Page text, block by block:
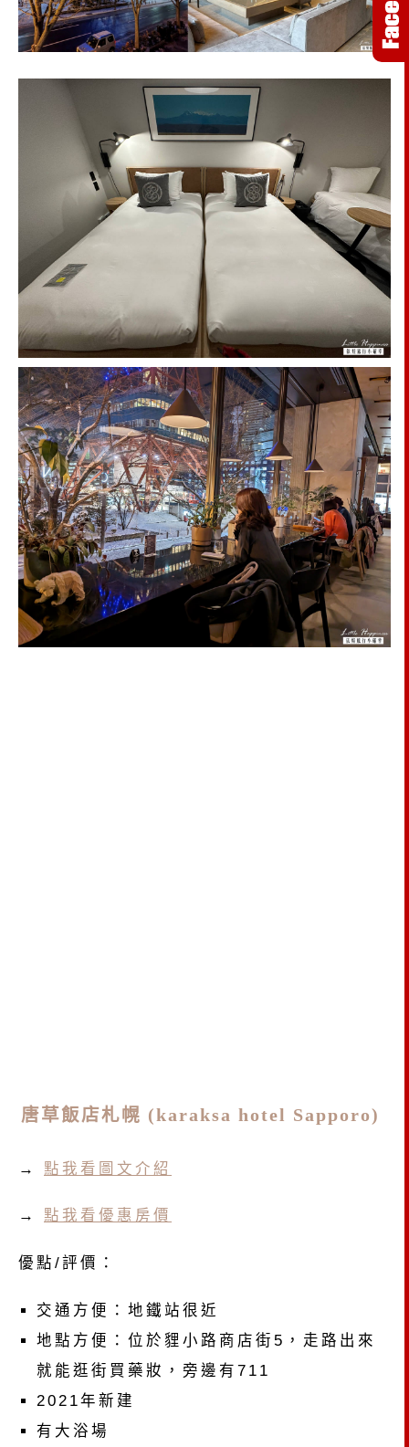
唐草飯店札幌 (karaksa hotel Sapporo)
→ 點我看圖文介紹
→ 點我看優惠房價
優點/評價：
交通方便：地鐵站很近
地點方便：位於貍小路商店街5，走路出來
就能逛街買藥妝，旁邊有711
2021年新建
有大浴場